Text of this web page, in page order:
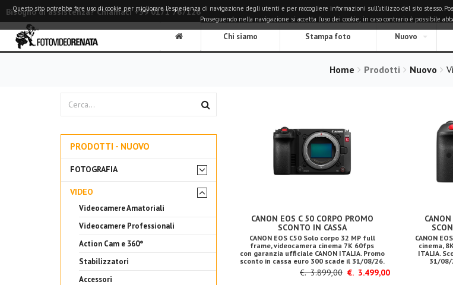
Questo sito potrebbe fare uso di cookie per migliorare l'esperienza di navigazione degli utenti e per raccogliere informazioni sull'utilizzo del sito stesso.
Proseguendo nella navigazione si accetta l'uso dei cookie; in caso contrario è possibile
Bisogno di assistenza? Chiamaci +39 0171 767126
Chi siamo Stampa foto Nuovo
Home Prodotti Nuovo
PRODOTTI - NUOVO
FOTOGRAFIA
VIDEO
Videocamere Amatoriali
Videocamere Professionali
Action Cam e 360°
Stabilizzatori
Accessori
CANON EOS C 50 CORPO PROMO
SCONTO IN CASSA
CANON EOS C50 Solo corpo 32 MP full
frame, videocamera cinema 7K 60fps
con garanzia ufficiale CANON ITALIA. Promo
sconto in cassa euro 300 scade il 31/08/26.
€. 3.899,00€. 3.499,00
CANON
cinema,
ITALIA.
31/08/